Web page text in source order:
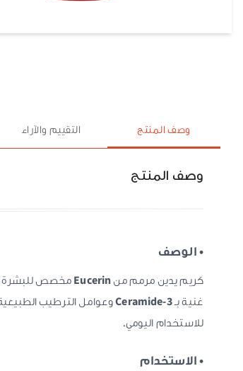
وصف المنتج التقييم والآراء
وصف المنتج
• الوصف
كريم يدين مرمم منEucerinمخصص للبشرة
غنية بـCeramide-3وعوامل الترطيب
للاستخدام اليومي.
• الاستخدام